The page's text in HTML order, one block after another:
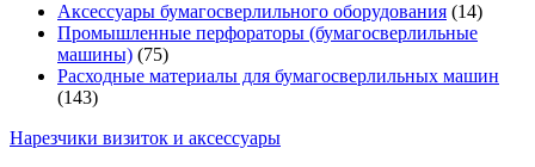
Аксессуары бумагосверлильного оборудования (14)
Промышленные перфораторы (бумагосверлильные
машины) (75)
Расходные материалы для бумагосверлильных машин
(143)
Нарезчики визиток и аксессуары